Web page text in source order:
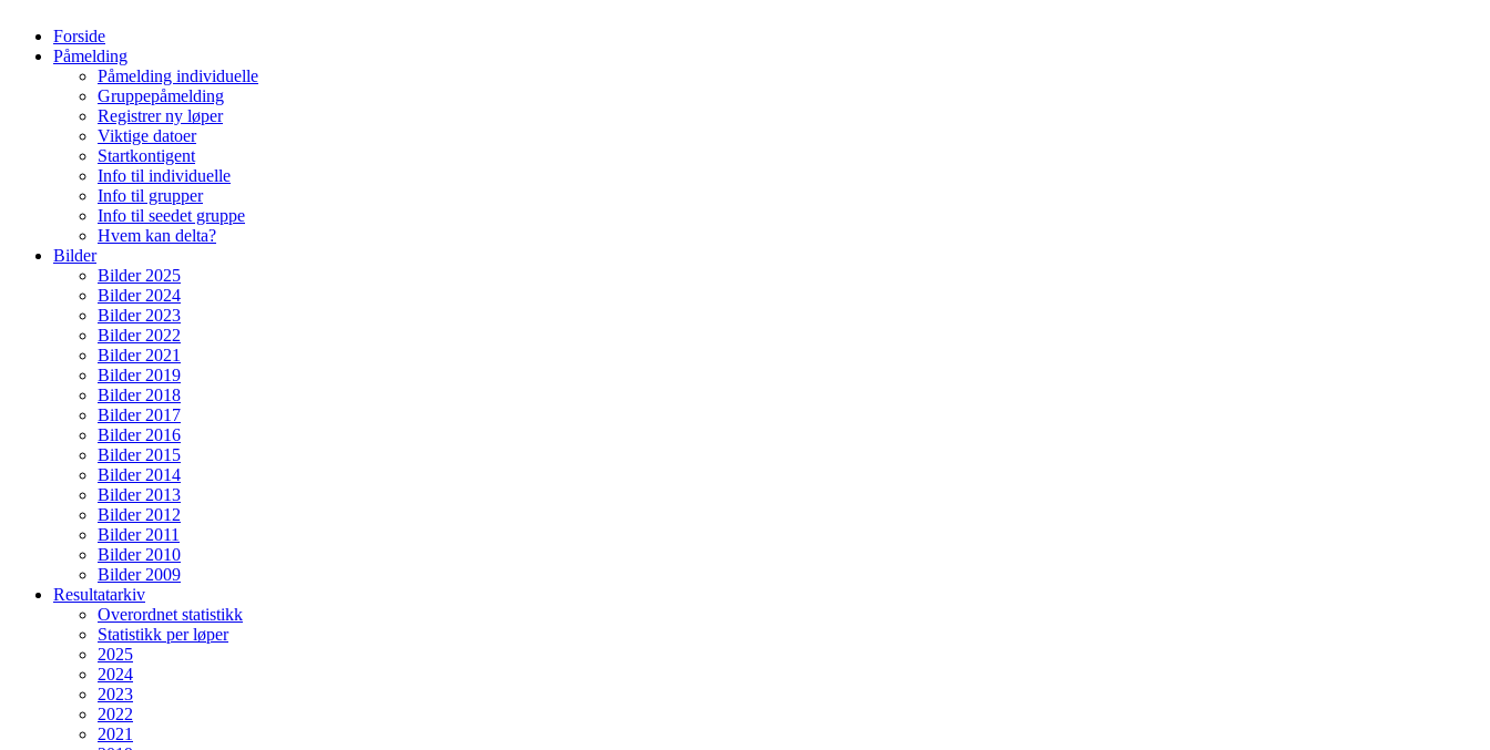
Forside
Påmelding
Påmelding individuelle
Gruppepåmelding
Registrer ny løper
Viktige datoer
Startkontigent
Info til individuelle
Info til grupper
Info til seedet gruppe
Hvem kan delta?
Bilder
Bilder 2025
Bilder 2024
Bilder 2023
Bilder 2022
Bilder 2021
Bilder 2019
Bilder 2018
Bilder 2017
Bilder 2016
Bilder 2015
Bilder 2014
Bilder 2013
Bilder 2012
Bilder 2011
Bilder 2010
Bilder 2009
Resultatarkiv
Overordnet statistikk
Statistikk per løper
2025
2024
2023
2022
2021